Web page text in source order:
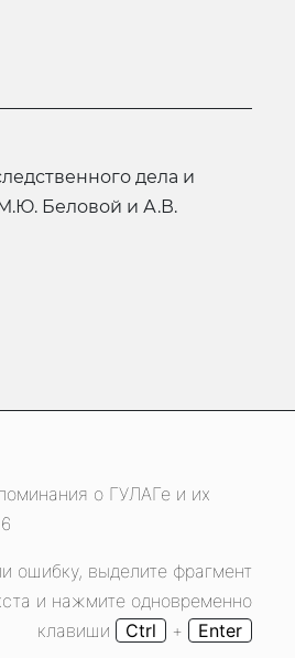
Беловой и А.В.
о ГУЛАГе и их
ошибку, выделите фрагмент
и нажмите одновременно
клавиши
Ctrl + Enter